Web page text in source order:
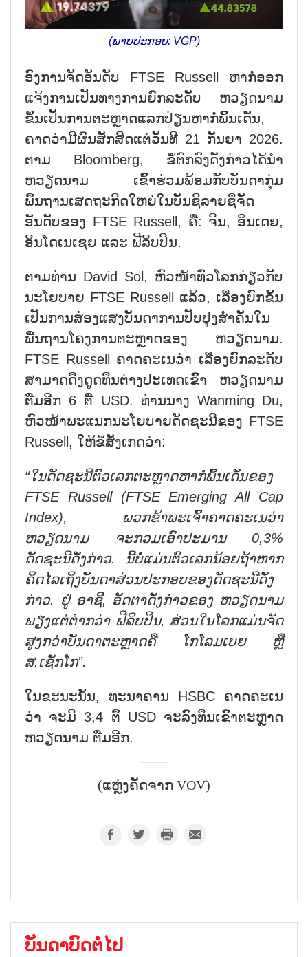
(ພາບປະກອບ: VGP)
ອົງການຈັດອັນດັບ FTSE Russell ຫາກໍ່ອອກ
ແຈ້ງການເປັນທາງການຍົກລະດັບ ຫວຽດນາມ
ຂຶ້ນເປັນການຕະຫຼາດແລກປ່ຽນຫາກໍ່ພົ້ນເດັ່ນ,
ຄາດວ່າມີຜົນສັກສິດແຕ່ວັນທີ 21 ກັນຍາ 2026.
ຕາມ Bloomberg, ຂໍ້ຕົກລົງດັ່ງກ່າວໄດ້ນຳ
ຫວຽດນາມ ເຂົ້າຮ່ວມພ້ອມກັບບັນດາກຸ່ມ
ພື້ນຖານເສດຖະກິດໃຫຍ່ໃນບັນຊີລາຍຊື່ຈັດ
ອັນດັບຂອງ FTSE Russell, ຄື: ຈີນ, ອິນເດຍ,
ອິນໂດເນເຊຍ ແລະ ຟີລິບປິນ.
ຕາມທ່ານ David Sol, ຫົວໜ້າທົ່ວໂລກກ່ຽວກັບ
ນະໂຍບາຍ FTSE Russell ແລ້ວ, ເລື່ອງຍົກຂັ້ນ
ເປັນການສ່ອງແສງບັນດາການປັບປຸງສຳຄັນໃນ
ພື້ນຖານໂຄງການຕະຫຼາດຂອງ ຫວຽດນາມ.
FTSE Russell ຄາດຄະເນວ່າ ເລື່ອງຍົກລະດັບ
ສາມາດດຶງດູດທຶນຕ່າງປະເທດເຂົ້າ ຫວຽດນາມ
ຕື່ມອີກ 6 ຕື້ USD. ທ່ານນາງ Wanming Du,
ຫົວໜ້າພະແນກນະໂຍບາຍດັດຊະນີຂອງ FTSE
Russell, ໃຫ້ຂໍ້ສັງເກດວ່າ:
“ໃນດັດຊະນີຕົວເລກຕະຫຼາດຫາກໍພົ້ນເດັ່ນຂອງ
FTSE Russell (FTSE Emerging All Cap
Index), ພວກຂ້າພະເຈົ້າຄາດຄະເນວ່າ
ຫວຽດນາມ ຈະກວມເອົາປະມານ 0,3%
ດັດຊະນີດັ່ງກ່າວ. ນີ້ບໍ່ແມ່ນຕົວເລກນ້ອຍຖ້າຫາກ
ຄິດໄລເຖິງບັນດາສ່ວນປະກອບຂອງດັດຊະນີດັ່ງ
ກ່າວ. ຢູ່ ອາຊີ, ອັດຕາດັ່ງກ່າວຂອງ ຫວຽດນາມ
ພຽງແຕ່ຕຳກວ່າ ຟີລິບປິນ, ສ່ວນໃນໂລກແມ່ນຈັດ
ສູງກວ່າບັນດາຕະຫຼາດຄື ໂກໂລມເບຍ ຫຼື
ສ.ເຊັກໂກ”.
ໃນຂະນະນັ້ນ, ທະນາຄານ HSBC ຄາດຄະເນ
ວ່າ ຈະມີ 3,4 ຕື້ USD ຈະລົງທຶນເຂົ້າຕະຫຼາດ
ຫວຽດນາມ ຕື່ມອີກ.
(ແຫຼ່ງຄັດຈາກ VOV)
ບັນດາບົດຕໍ່ໄປ